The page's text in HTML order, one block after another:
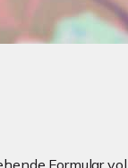
Formular